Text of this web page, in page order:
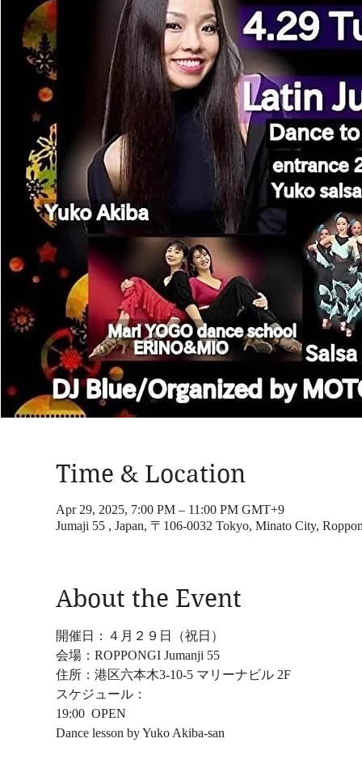
Time & Location
Apr 29, 2025, 7:00 PM – 11:00 PM GMT+9
Jumaji 55 , Japan, 〒106-0032 Tokyo, Minato City,
About the Event
開催日：４月２９日（祝日）
会場：ROPPONGI Jumanji 55
住所：港区六本木3-10-5 マリーナビル 2F
スケジュール：
19:00  OPEN
Dance lesson by Yuko Akiba-san